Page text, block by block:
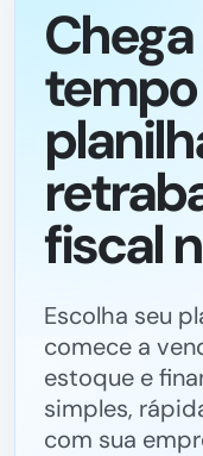
fiscal
Escolha seu
comece a
estoque e
simples,
com sua